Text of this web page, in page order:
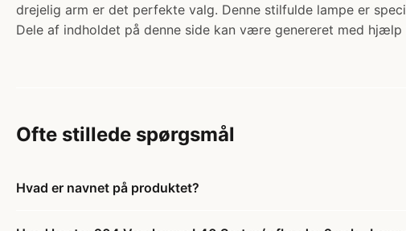
drejelig arm er det perfekte valg. Denne stilfulde lampe er
Dele af indholdet på denne side kan være genereret med hjælp
Ofte stillede spørgsmål
Hvad er navnet på produktet?